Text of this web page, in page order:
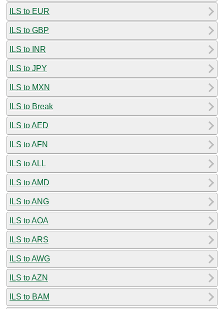
ILS to EUR
ILS to GBP
ILS to INR
ILS to JPY
ILS to MXN
ILS to Break
ILS to AED
ILS to AFN
ILS to ALL
ILS to AMD
ILS to ANG
ILS to AOA
ILS to ARS
ILS to AWG
ILS to AZN
ILS to BAM